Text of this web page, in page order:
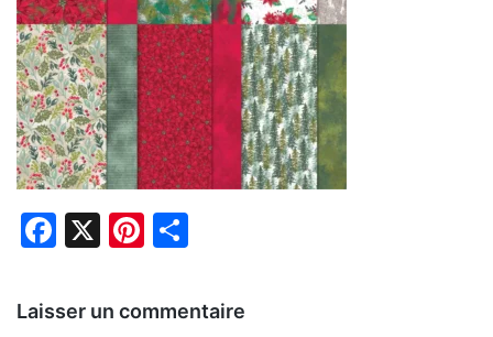
Facebook
X Pinterest
Laisser un commentaire